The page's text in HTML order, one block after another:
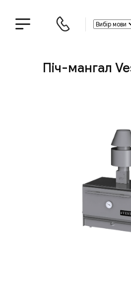
Піч-мангал